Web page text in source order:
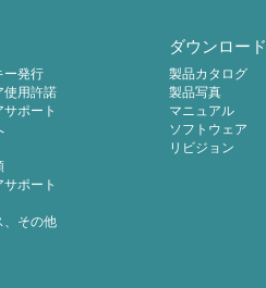
ー発行
使用許諾
サポート
ポート
、その他
ダウンロード
製品カタログ
製品写真
マニュアル
ソフトウェア
リビジョン